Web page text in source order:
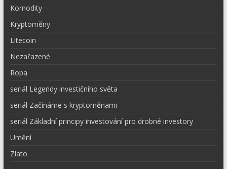
Komodity
Kryptoměny
Litecoin
Nezařazené
Ropa
seriál Legendy investičního světa
seriál Začínáme s kryptoměnami
seriál Základní principy investování pro drobné investory
Umění
Zlato